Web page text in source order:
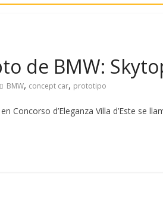
de BMW:
BMW, concept car, prototipo
Concorso d’Eleganza Villa d’Este se